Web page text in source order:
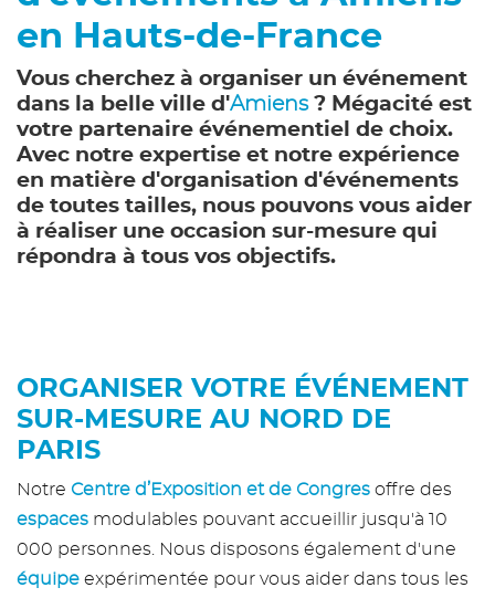
en Hauts-de-France
Vous cherchez à organiser un événement
dans la belle ville d'Amiens? Mégacité est
votre partenaire événementiel de choix.
Avec notre expertise et notre expérience
en matière d'organisation d'événements
de toutes tailles, nous pouvons vous aider
à réaliser une occasion sur-mesure qui
répondra à tous vos objectifs.
ORGANISER VOTRE ÉVÉNEMENT
SUR-MESURE AU NORD DE
PARIS
Notre Centre d’Exposition et de Congres offre des
espaces modulables pouvant accueillir jusqu'à 10
000 personnes. Nous disposons également d'une
équipe expérimentée pour vous aider dans tous les